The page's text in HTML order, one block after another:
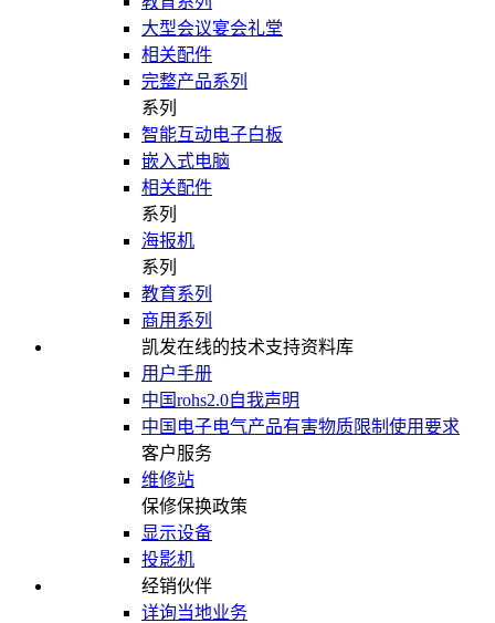
大型会议宴会礼堂
相关配件
完整产品系列
系列
智能互动电子白板
嵌入式电脑
相关配件
系列
海报机
系列
教育系列
商用系列
凯发在线的技术支持资料库
用户手册
中国rohs2.0自我声明
中国电子电气产品有害物质限制使用要求
客户服务
维修站
保修保换政策
显示设备
投影机
经销伙伴
详询当地业务